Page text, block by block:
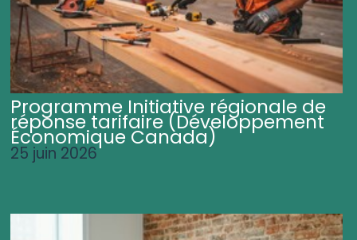
Programme Initiative régionale de
réponse tarifaire (Développement
Économique Canada)
25 juin 2026